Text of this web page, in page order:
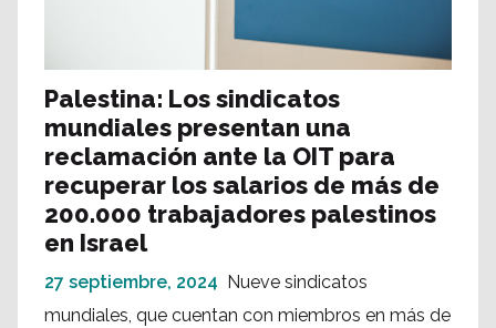
Palestina: Los sindicatos
mundiales presentan una
reclamación ante la OIT para
recuperar los salarios de más de
200.000 trabajadores palestinos
en Israel
27 septiembre, 2024
Nueve sindicatos
mundiales, que cuentan con miembros en más de